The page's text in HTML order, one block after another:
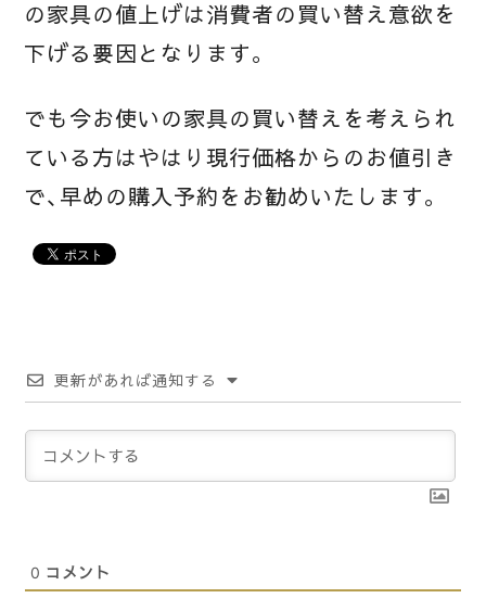
の家具の値上げは消費者の買い替え意欲を
下げる要因となります。
でも今お使いの家具の買い替えを考えられ
ている方はやはり現行価格からのお値引き
で、早めの購入予約をお勧めいたします。
更新があれば通知する
0 コメント